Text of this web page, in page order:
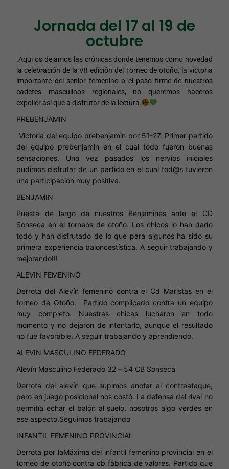
Jornada del 17 al 19 de
octubre
.Aqui os dejamos las crónicas donde tenemos como novedad
la celebración de la VII edición del Torneo de otoño, la victoria
importante del senior femenino o el paso firme de nuestros
cadetes masculinos regionales, no queremos haceros
expoiler.asi que a disfrutar de la lectura
PREBENJAMIN
Victoria del equipo prebenjamin por 51-27. Primer partido
del equipo prebenjamin en el cual todo fueron buenas
sensaciones. Una vez pasados los nervios iniciales
pudimos disfrutar de un partido en el cual tod@s tuvieron
una participación muy positiva.
BENJAMIN
Puesta de largo de nuestros Benjamines ante el CD
Sonseca en el torneos de otoño. Los chicos lo han dado
todo y han disfrutado de lo que para algunos ha sido su
primera experiencia baloncestística. A seguir trabajando y
mejorando!!!
ALEVIN FEMENINO
Derrota del Alevín femenino contra el Cd Maristas en el
torneo de Otoño. Partido complicado contra un equipo
muy completo. Nuestras chicas lucharon en todo
momento y no dejaron de intentarlo, aunque el resultado
no fue favorable. A seguir trabajando y aprendiendo.
ALEVIN MASCULINO FEDERADO
Alevín Masculino Federado 32 – 54 CB Sonseca
Derrota del alevín que supimos anotar al contraataque,
pero en juego posicional nos costó. La defensa del rival no
permitía echar el balón al suelo, nosotros algo verdes en
ese aspecto.Seguimos trabajando
INFANTIL FEMENINO PROVINCIAL
Derrota por laMáxima del infantil femenino provincial en el
torneo de otoño contra cb fábrica de valores. Partido que